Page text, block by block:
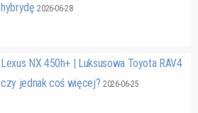
hybrydę2026-06-28
Lexus NX 450h+ | Luksusowa Toyota RAV4
czy jednak coś więcej? 2026-06-25